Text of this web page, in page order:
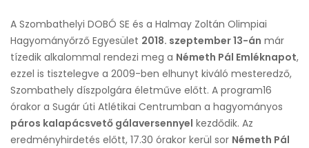
A Szombathelyi DOBÓ SE és a Halmay Zoltán Olimpiai
Hagyományőrző Egyesület 2018. szeptember 13-án már
tízedik alkalommal rendezi meg a Németh Pál Emléknapot,
ezzel is tisztelegve a 2009-ben elhunyt kiváló mesteredző,
Szombathely díszpolgára életműve előtt. A program16
órakor a Sugár úti Atlétikai Centrumban a hagyományos
páros kalapácsvető gálaversennyel kezdődik. Az
eredményhirdetés előtt, 17.30 órakor kerül sor Németh Pál